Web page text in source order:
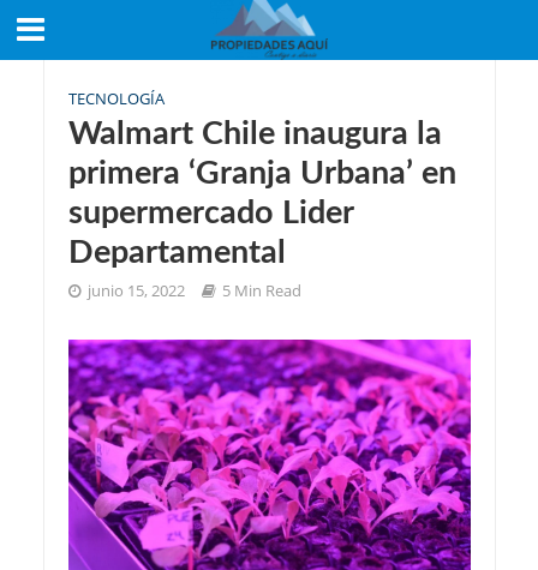
TECNOLOGÍA
Walmart Chile inaugura la
primera ‘Granja Urbana’ en
supermercado Lider
Departamental
junio 15, 2022 5 Min Read